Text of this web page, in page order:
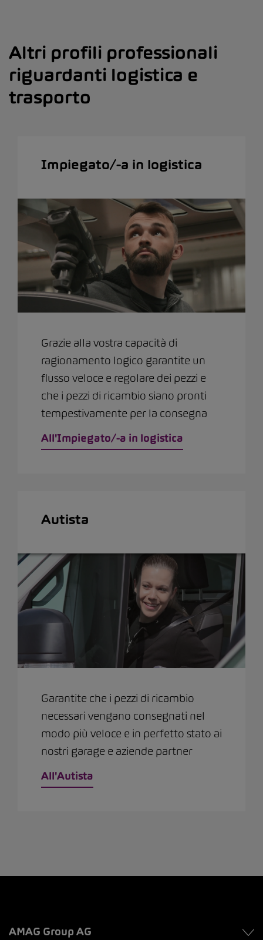
Altri profili professionali
riguardanti logistica e
trasporto
Impiegato/-a in logistica
Grazie alla vostra capacità di
ragionamento logico garantite un
flusso veloce e regolare dei pezzi e
che i pezzi di ricambio siano pronti
tempestivamente per la consegna
All'Impiegato/-a in logistica
Autista
Garantite che i pezzi di ricambio
necessari vengano consegnati nel
modo più veloce e in perfetto stato ai
nostri garage e aziende partner
All'Autista
AMAG Group AG